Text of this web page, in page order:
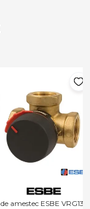
Vana de amestec